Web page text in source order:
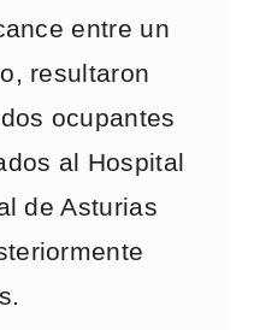
entre un
resultaron
ocupantes
al Hospital
de Asturias